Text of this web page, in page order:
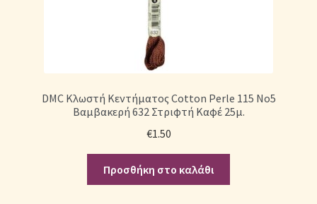
DMC Κλωστή Κεντήματος Cotton Perle 115 No5
Βαμβακερή 632 Στριφτή Καφέ 25μ.
€1.50
Προσθήκη στο καλάθι